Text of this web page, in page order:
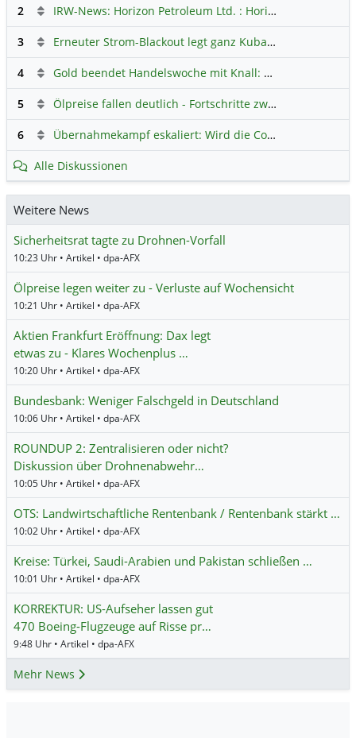
2 IRW-News: Horizon Petroleum Ltd. : Horizon Petroleum beginnt mit der Testförderung im Projekt Lachowice in Polen und schließt die Platzierung einer überzeichneten Wandelanleihe ab
3 Erneuter Strom-Blackout legt ganz Kuba lahm
4 Gold beendet Handelswoche mit Knall: Barrick Mining – Ist diese Aktie wieder ein Kauf?
5 Ölpreise fallen deutlich - Fortschritte zwischen USA und Iran belasten
6 Übernahmekampf eskaliert: Wird die Commerzbank italienisch?
Alle Diskussionen
Weitere News
Sicherheitsrat tagte zu Drohnen-Vorfall
10:23 Uhr • Artikel • dpa-AFX
Ölpreise legen weiter zu - Verluste auf Wochensicht
10:21 Uhr • Artikel • dpa-AFX
Aktien Frankfurt Eröffnung: Dax legt
etwas zu - Klares Wochenplus …
10:20 Uhr • Artikel • dpa-AFX
Bundesbank: Weniger Falschgeld in Deutschland
10:06 Uhr • Artikel • dpa-AFX
ROUNDUP 2: Zentralisieren oder nicht?
Diskussion über Drohnenabwehr…
10:05 Uhr • Artikel • dpa-AFX
OTS: Landwirtschaftliche Rentenbank / Rentenbank stärkt …
10:02 Uhr • Artikel • dpa-AFX
Kreise: Türkei, Saudi-Arabien und Pakistan schließen …
10:01 Uhr • Artikel • dpa-AFX
KORREKTUR: US-Aufseher lassen gut
470 Boeing-Flugzeuge auf Risse pr…
9:48 Uhr • Artikel • dpa-AFX
Mehr News